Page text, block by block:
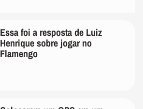
Essa foi a resposta de Luiz
Henrique sobre jogar no
Flamengo